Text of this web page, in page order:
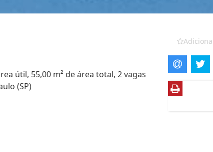
útil, 55,00 m² de área total, 2 vagas
(SP)